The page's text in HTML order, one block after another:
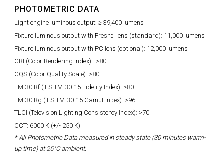
PHOTOMETRIC DATA
Light engine luminous output: ≥ 39,400 lumens
Fixture luminous output with Fresnel lens (standard): 11,000 lumens
Fixture luminous output with PC lens (optional): 12,000 lumens
CRI (Color Rendering Index) : >80
CQS (Color Quality Scale): >80
TM-30 Rf (IES TM-30-15 Fidelity Index): >80
TM-30 Rg (IES TM-30-15 Gamut Index): >96
TLCI (Television Lighting Consistency Index): >70
CCT: 6000 K (+/- 250 K)
* All Photometric Data measured in steady state (30 minutes warm-
up time) at 25°C ambient.